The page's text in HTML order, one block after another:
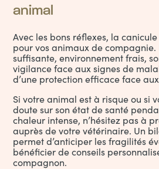
animal
Avec les bons réflexes, la
pour vos animaux de
suffisante, environnement frais,
vigilance face aux signes de
d’une protection efficace face
Si votre animal est à risque ou si
doute sur son état de santé
chaleur intense, n’hésitez pas à
auprès de votre vétérinaire. Un
permet d’anticiper les fragilités
bénéficier de conseils
compagnon.